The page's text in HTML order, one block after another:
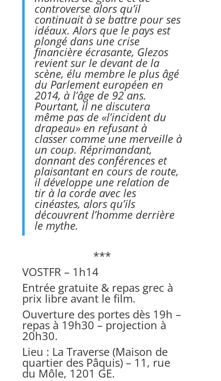
controverse alors qu’il
continuait à se battre pour ses
idéaux. Alors que le pays est
plongé dans une crise
financière écrasante, Glezos
revient sur le devant de la
scène, élu membre le plus âgé
du Parlement européen en
2014, à l’âge de 92 ans.
Pourtant, il ne discutera
même pas de «l’incident du
drapeau» en refusant à
classer comme une merveille à
un coup. Réprimandant,
donnant des conférences et
plaisantant en cours de route,
il développe une relation de
tir à la corde avec les
cinéastes, alors qu’ils
découvrent l’homme derrière
le mythe.
***
VOSTFR – 1h14
Entrée gratuite & repas grec à
prix libre avant le film.
Ouverture des portes dès 19h –
repas à 19h30 – projection à
20h30.
Lieu : La Traverse (Maison de
quartier des Pâquis) – 11, rue
du Môle, 1201 GE.